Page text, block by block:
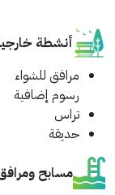
أنشطة
مرافق للشواء
رسوم إضافية
تراس
حديقة
مسابح